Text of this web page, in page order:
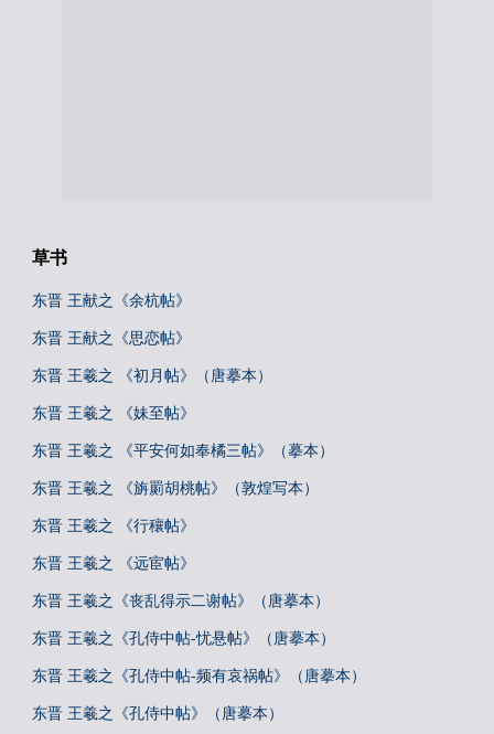
草书
东晋 王献之《余杭帖》
东晋 王献之《思恋帖》
东晋 王羲之 《初月帖》（唐摹本）
东晋 王羲之 《妹至帖》
东晋 王羲之 《平安何如奉橘三帖》（摹本）
东晋 王羲之 《旃罽胡桃帖》（敦煌写本）
东晋 王羲之 《行穰帖》
东晋 王羲之 《远宦帖》
东晋 王羲之《丧乱得示二谢帖》（唐摹本）
东晋 王羲之《孔侍中帖-忧悬帖》（唐摹本）
东晋 王羲之《孔侍中帖-频有哀祸帖》（唐摹本）
东晋 王羲之《孔侍中帖》（唐摹本）